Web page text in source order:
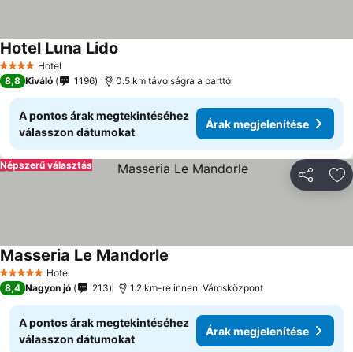
4 KategóriaHotel
Hotel Luna Lido
8,8 Kiváló 1196 0.5 km távolságra a parttól
A pontos árak megtekintéséhez
válasszon dátumokat
Árak megjelenítése
Népszerű választás
5 KategóriaHotel
Masseria Le Mandorle
8,4 Nagyon jó 213 1.2 km-re innen: Városközpont
A pontos árak megtekintéséhez
válasszon dátumokat
Árak megjelenítése